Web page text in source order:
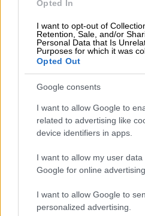
Opted In
I want to opt-out of
Retention, Sale, and/or
Personal Data that Is
Purposes for which it was
Opted Out
Google consents
I want to allow Google to
related to advertising like
device identifiers in apps.
I want to allow my user
Google for online
I want to allow Google to
personalized advertising.
σταμάτησε μερικά
δεν κατέβηκε, ενώ την
μέσα στον πανικό της